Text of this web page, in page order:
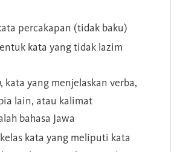
percakapan (tidak baku)
kata yang tidak lazim
, kata yang menjelaskan verba,
lain, atau kalimat
bahasa Jawa
kata yang meliputi kata